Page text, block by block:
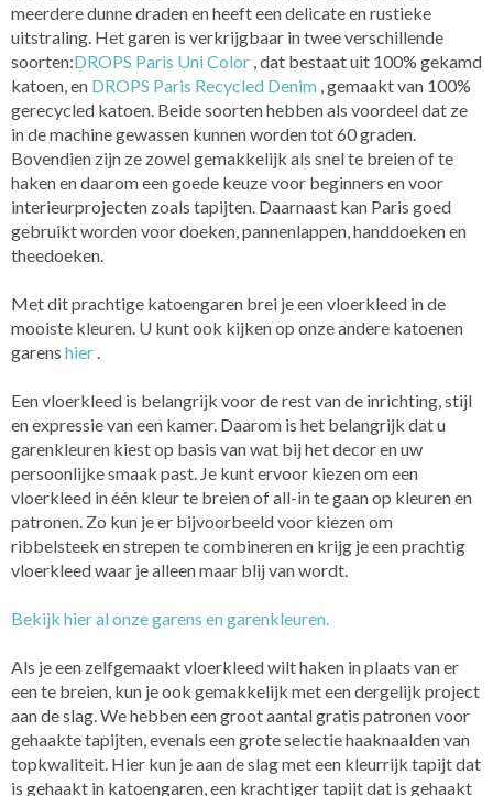
meerdere dunne draden en heeft een delicate en rustieke
uitstraling. Het garen is verkrijgbaar in twee verschillende
soorten:DROPS Paris Uni Color , dat bestaat uit 100% gekamd
katoen, en DROPS Paris Recycled Denim , gemaakt van 100%
gerecycled katoen. Beide soorten hebben als voordeel dat ze
in de machine gewassen kunnen worden tot 60 graden.
Bovendien zijn ze zowel gemakkelijk als snel te breien of te
haken en daarom een goede keuze voor beginners en voor
interieurprojecten zoals tapijten. Daarnaast kan Paris goed
gebruikt worden voor doeken, pannenlappen, handdoeken en
theedoeken.
Met dit prachtige katoengaren brei je een vloerkleed in de
mooiste kleuren. U kunt ook kijken op onze andere katoenen
garens hier .
Een vloerkleed is belangrijk voor de rest van de inrichting, stijl
en expressie van een kamer. Daarom is het belangrijk dat u
garenkleuren kiest op basis van wat bij het decor en uw
persoonlijke smaak past. Je kunt ervoor kiezen om een
vloerkleed in één kleur te breien of all-in te gaan op kleuren en
patronen. Zo kun je er bijvoorbeeld voor kiezen om
ribbelsteek en strepen te combineren en krijg je een prachtig
vloerkleed waar je alleen maar blij van wordt.
Bekijk hier al onze garens en garenkleuren.
Als je een zelfgemaakt vloerkleed wilt haken in plaats van er
een te breien, kun je ook gemakkelijk met een dergelijk project
aan de slag. We hebben een groot aantal gratis patronen voor
gehaakte tapijten, evenals een grote selectie haaknaalden van
topkwaliteit. Hier kun je aan de slag met een kleurrijk tapijt dat
is gehaakt in katoengaren, een krachtiger tapijt dat is gehaakt